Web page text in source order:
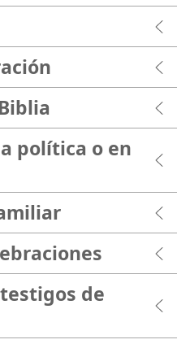
política o en
de